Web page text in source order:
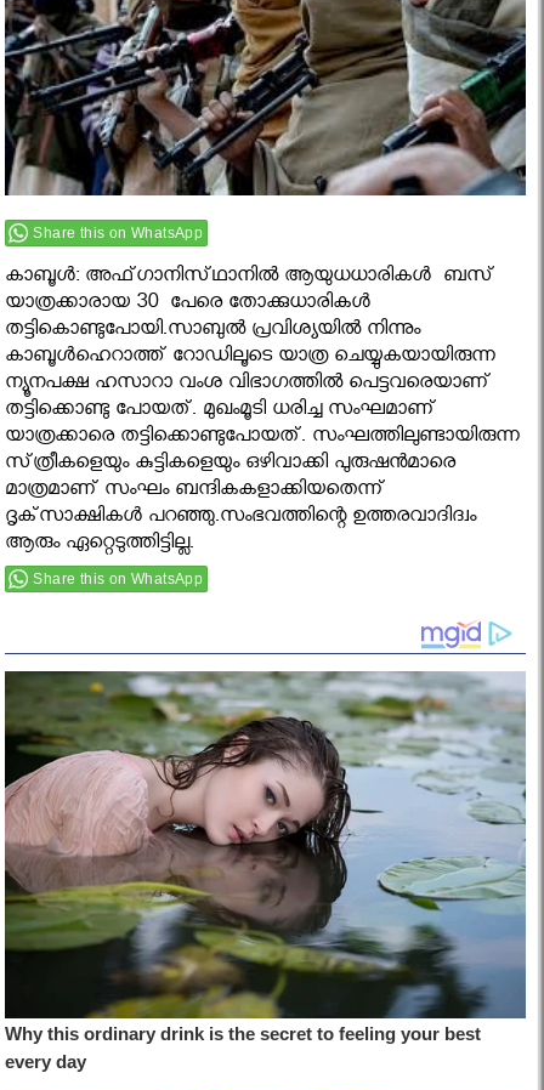
Share this on WhatsApp
കാബൂള്‍: അഫ്‌ഗാനിസ്‌ഥാനില്‍ ആയുധധാരികള്‍ ബസ്
യാത്രക്കാരായ 30 പേരെ തോക്കുധാരികള്‍
തട്ടികൊണ്ടുപോയി.സാബുല്‍ പ്രവിശ്യയില്‍ നിന്നും
കാബൂള്‍ഹെറാത്ത് റോഡിലൂടെ യാത്ര ചെയ്യുകയായിരുന്ന
ന്യൂനപക്ഷ ഹസാറാ വംശ വിഭാഗത്തില്‍ പെട്ടവരെയാണ്
തട്ടിക്കൊണ്ടു പോയത്. മുഖംമൂടി ധരിച്ച സംഘമാണ്
യാത്രക്കാരെ തട്ടിക്കൊണ്ടുപോയത്. സംഘത്തിലുണ്ടായിരുന്ന
സ്‌ത്രീകളെയും കുട്ടികളെയും ഒഴിവാക്കി പുരുഷന്‍മാരെ
മാത്രമാണ്‌ സംഘം ബന്ദികകളാക്കിയതെന്ന്‌
ദൃക്‌സാക്ഷികള്‍ പറഞ്ഞു.സംഭവത്തിന്റെ ഉത്തരവാദിദ്വം
ആരും ഏറ്റെടുത്തിട്ടില്ല.
Share this on WhatsApp